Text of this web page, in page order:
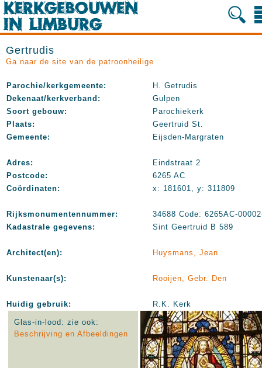
Gertrudis
Ga naar de site van de patroonheilige
Parochie/kerkgemeente:
H. Getrudis
Dekenaat/kerkverband:
Gulpen
Soort gebouw:
Parochiekerk
Plaats:
Geertruid St.
Gemeente:
Eijsden-Margraten
Adres:
Eindstraat 2
Postcode:
6265 AC
Coördinaten:
x: 181601, y: 311809
Rijksmonumentennummer:
34688 Code: 6265AC-
Kadastrale gegevens:
Sint Geertruid B 589
Architect(en): Huysmans, Jean
Kunstenaar(s): Rooijen, Gebr. Den
Huidig gebruik: R.K. Kerk
Glas-in-lood: zie ook:
Beschrijving en Afbeeldingen